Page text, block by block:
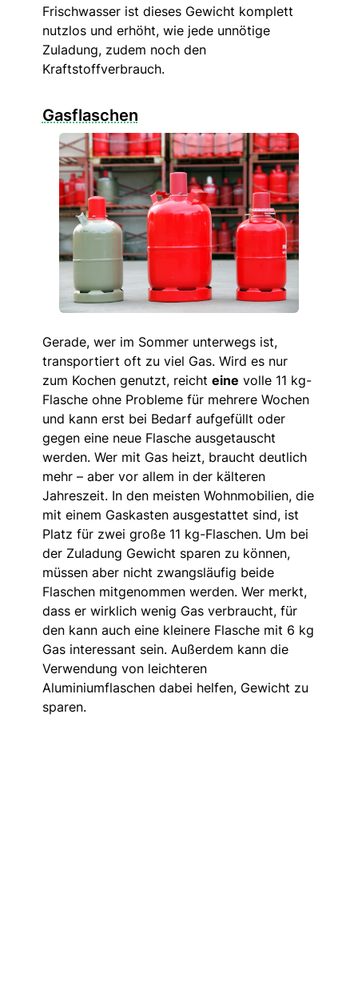
Frischwasser ist dieses Gewicht komplett
nutzlos und erhöht, wie jede unnötige
Zuladung, zudem noch den
Kraftstoffverbrauch.
Gasflaschen
Gerade, wer im Sommer unterwegs ist,
transportiert oft zu viel Gas. Wird es nur
zum Kochen genutzt, reicht eine volle 11 kg-
Flasche ohne Probleme für mehrere Wochen
und kann erst bei Bedarf aufgefüllt oder
gegen eine neue Flasche ausgetauscht
werden. Wer mit Gas heizt, braucht deutlich
mehr – aber vor allem in der kälteren
Jahreszeit. In den meisten Wohnmobilien, die
mit einem Gaskasten ausgestattet sind, ist
Platz für zwei große 11 kg-Flaschen. Um bei
der Zuladung Gewicht sparen zu können,
müssen aber nicht zwangsläufig beide
Flaschen mitgenommen werden. Wer merkt,
dass er wirklich wenig Gas verbraucht, für
den kann auch eine kleinere Flasche mit 6 kg
Gas interessant sein. Außerdem kann die
Verwendung von leichteren
Aluminiumflaschen dabei helfen, Gewicht zu
sparen.